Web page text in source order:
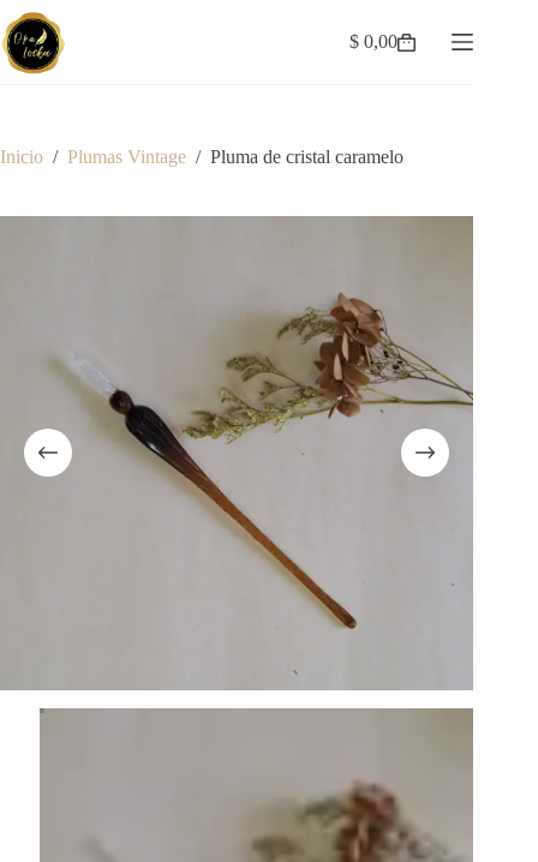
Saltar
al
contenido
Carro
$ 0,00
Inicio / Plumas Vintage / Pluma de cristal caramelo